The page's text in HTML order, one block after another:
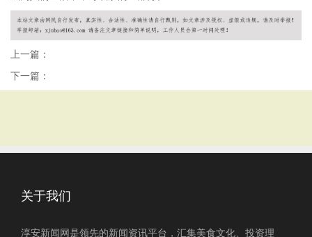
上一篇：
下一篇：
关于我们
淳安新闻网是领先的新闻资讯平台，汇集美食文化、投资理